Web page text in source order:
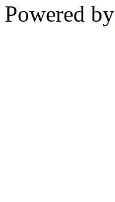
Powered by